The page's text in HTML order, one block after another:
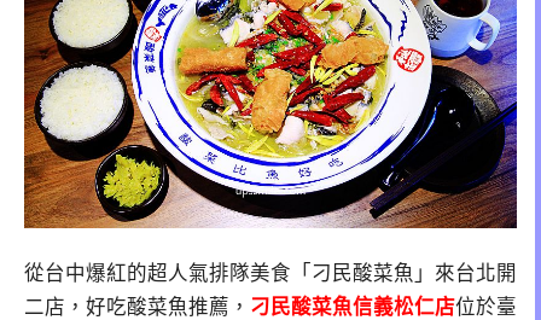
從台中爆紅的超人氣排隊美食「刁民酸菜魚」來台北開
二店，好吃酸菜魚推薦， 刁民酸菜魚信義松仁店位於臺